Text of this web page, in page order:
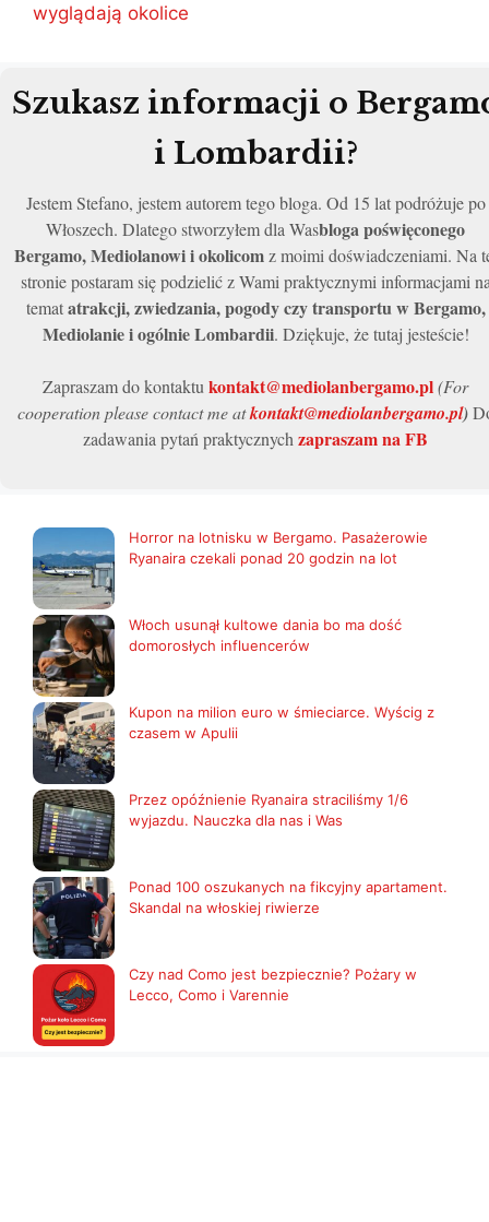
wyglądają okolice
Szukasz informacji o
i Lombardii?
Jestem Stefano, jestem autorem tego bloga. Od 15 lat podróżuje po
Włoszech. Dlatego stworzyłem dla Wasbloga poświęconego
Bergamo, Mediolanowi i okolicomz moimi doświadczeniami. Na
stronie postaram się podzielić z Wami praktycznymi informacjami
tematatrakcji, zwiedzania, pogody czy transportu w Bergamo,
Mediolanie i ogólnie Lombardii. Dziękuje, że tutaj jesteście!
Zapraszam do kontaktu kontakt@mediolanbergamo.pl(For
cooperation please contact me atkontakt@mediolanbergamo.pl)
zadawania pytań praktycznych zapraszam na FB
Horror na lotnisku w Bergamo. Pasażerowie
Ryanaira czekali ponad 20 godzin na lot
Włoch usunął kultowe dania bo ma dość
domorosłych influencerów
Kupon na milion euro w śmieciarce. Wyścig z
czasem w Apulii
Przez opóźnienie Ryanaira straciliśmy 1/6
wyjazdu. Nauczka dla nas i Was
Ponad 100 oszukanych na fikcyjny apartament.
Skandal na włoskiej riwierze
Czy nad Como jest bezpiecznie? Pożary w
Lecco, Como i Varennie